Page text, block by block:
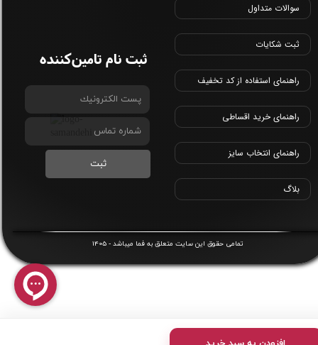
​تمامی حقوق این سایت متعلق بهفما میباشد -1405
سوالات متداول
ثبت شکایات
راهنمای استفاده از کد تخفیف
راهنمای خرید اقساطی
راهنمای انتخاب سایز
بلاگ
ثبت
ثبت نام تامین‌کننده